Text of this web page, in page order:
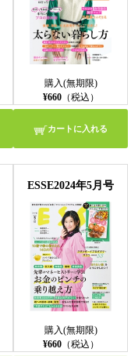
購入(無期限)
¥660（税込）
カートに入れる
ESSE2024年5月号
購入(無期限)
¥660（税込）